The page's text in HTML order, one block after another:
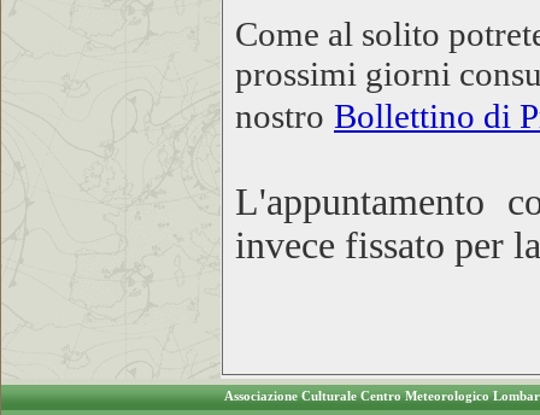
Come al solito
prossimi giorni
nostro Bollettino di
L'appuntamento
invece fissato per
Associazione Culturale Centro Meteorologico